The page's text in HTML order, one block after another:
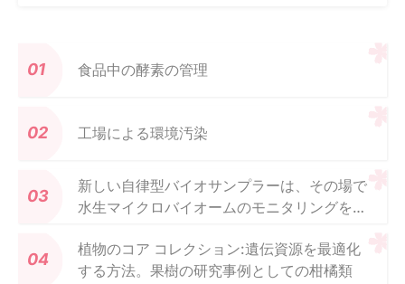
食品中の酵素の管理
工場による環境汚染
新しい自律型バイオサンプラーは、その場で
水生マイクロバイオームのモニタリングを促
植物のコア コレクション:遺伝資源を最適化
する方法。果樹の研究事例としての柑橘類